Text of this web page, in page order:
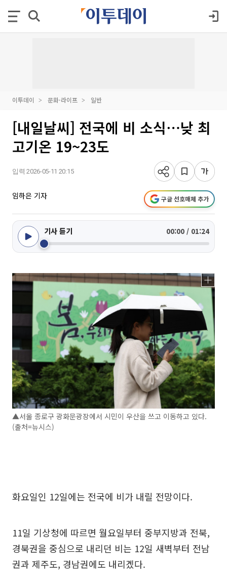
이투데이 문화·라이프 일반
[내일날씨] 전국에 비 소식⋯낮 최
고기온 19~23도
입력 2026-05-11 20:15
임하은 기자 구글 선호매체 추가
기사 듣기 00:00 / 01:24
▲서울 종로구 광화문광장에서 시민이 우산을 쓰고 이동하고 있다.
(출처=뉴시스)
화요일인 12일에는 전국에 비가 내릴 전망이다.
11일 기상청에 따르면 월요일부터 중부지방과 전북,
경북권을 중심으로 내리던 비는 12일 새벽부터 전남
권과 제주도, 경남권에도 내리겠다.